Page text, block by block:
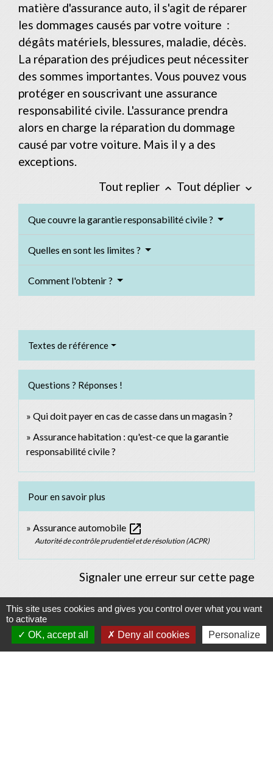
matière d'assurance auto, il s'agit de réparer
les dommages causés par votre voiture :
dégâts matériels, blessures, maladie, décès.
La réparation des préjudices peut nécessiter
des sommes importantes. Vous pouvez vous
protéger en souscrivant une assurance
responsabilité civile. L'assurance prendra
alors en charge la réparation du dommage
causé par votre voiture. Mais il y a des
exceptions.
Tout replier keyboard_arrow_up Tout déplier keyboard_arrow_down
Que couvre la garantie responsabilité civile ?
Quelles en sont les limites ?
Comment l'obtenir ?
Textes de référence
Questions ? Réponses !
Qui doit payer en cas de casse dans un magasin ?
Assurance habitation : qu'est-ce que la garantie
responsabilité civile ?
Pour en savoir plus
Assurance automobile open_in_new
Autorité de contrôle prudentiel et de résolution (ACPR)
Signaler une erreur sur cette page
Contacts
This site uses cookies and gives you control over what you want
to activate
OK, accept all
Deny all cookies Personalize